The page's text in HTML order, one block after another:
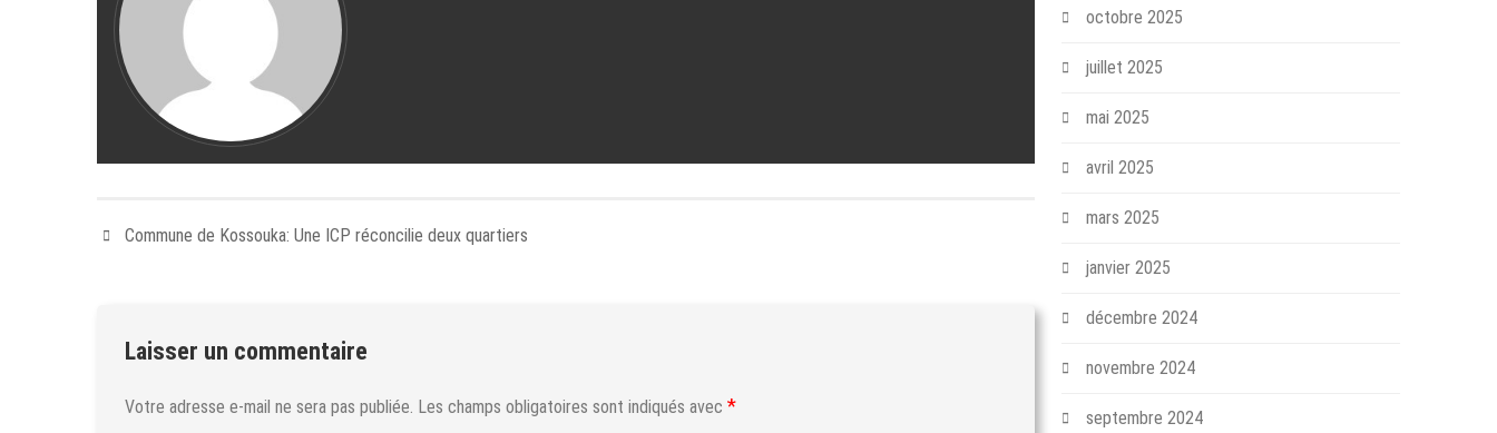
Commune de Kossouka: Une ICP réconcilie deux quartiers
Laisser un commentaire
Votre adresse e-mail ne sera pas publiée. Les champs obligatoires sont indiqués avec *
octobre 2025
juillet 2025
mai 2025
avril 2025
mars 2025
janvier 2025
décembre 2024
novembre 2024
septembre 2024